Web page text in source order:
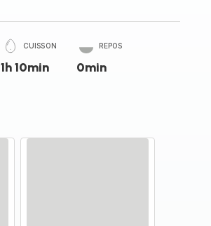
CUISSON
1h 10min
REPOS
0min